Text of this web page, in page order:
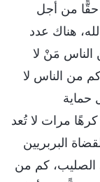
حقًّا من أجل
هناك عدد
الناس مَنْ لا
من الناس لا
حماية
مرات لا تُعد
البربريين
كم من